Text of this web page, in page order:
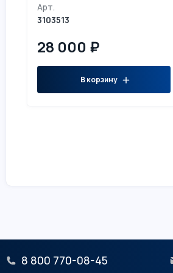
Арт.
3103513
28 000 ₽
В корзину
8 800 770-08-45